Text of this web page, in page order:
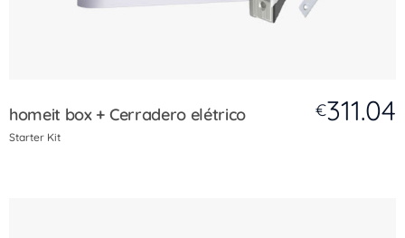
homeit box + Cerradero elétrico €311.04
Starter Kit